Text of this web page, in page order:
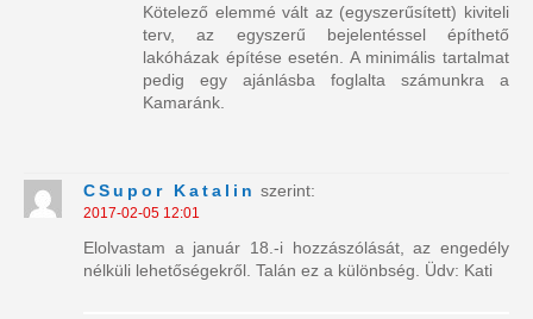
Kötelező elemmé vált az (egyszerűsített) kiviteli
terv, az egyszerű bejelentéssel építhető
lakóházak építése esetén. A minimális tartalmat
pedig egy ajánlásba foglalta számunkra a
Kamaránk.
CSupor Katalin szerint:
2017-02-05 12:01
Elolvastam a január 18.-i hozzászólását, az engedély
nélküli lehetőségekről. Talán ez a különbség. Üdv: Kati